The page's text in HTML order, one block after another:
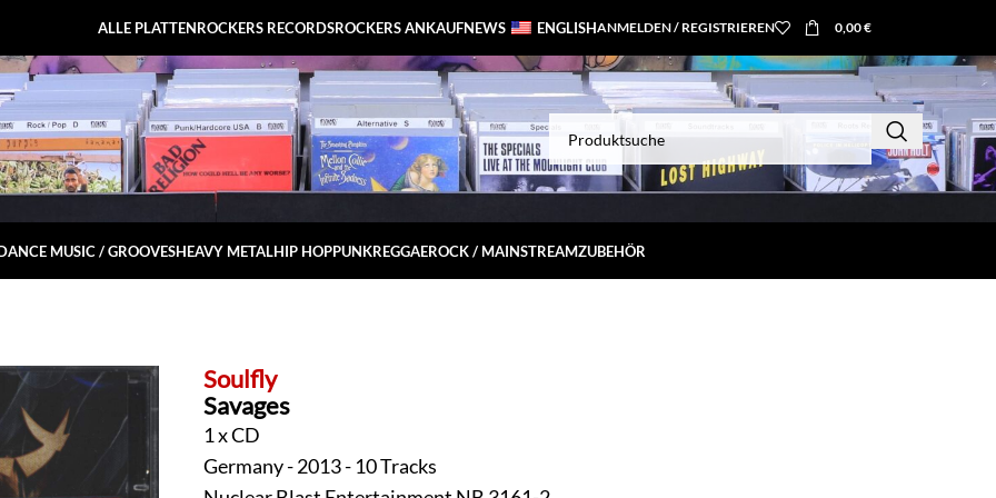
ALLE PLATTENROCKERS RECORDSROCKERS ANKAUFNEWS ENGLISHANMELDEN / REGISTRIEREN 0,00€
MUSIC / GROOVESHEAVY METALHIP HOPPUNKREGGAEROCK / MAINSTREAMZUBEHÖR
Soulfly
Savages
1 x CD
Germany - 2013 - 10 Tracks